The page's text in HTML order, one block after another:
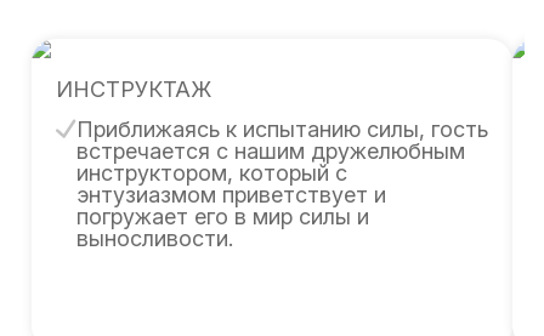
ИНСТРУКТАЖ
Приближаясь к испытанию силы, гость
встречается с нашим дружелюбным
инструктором, который с
энтузиазмом приветствует и
погружает его в мир силы и
выносливости.